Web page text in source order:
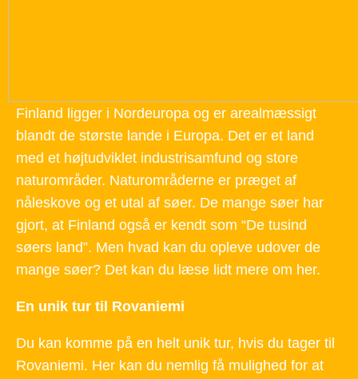
Finland ligger i Nordeuropa og er arealmæssigt
blandt de største lande i Europa. Det er et land
med et højtudviklet industrisamfund og store
naturområder. Naturområderne er præget af
nåleskove og et utal af søer. De mange søer har
gjort, at Finland også er kendt som “De tusind
søers land”. Men hvad kan du opleve udover de
mange søer? Det kan du læse lidt mere om her.
En unik tur til Rovaniemi
Du kan komme på en helt unik tur, hvis du tager til
Rovaniemi. Her kan du nemlig få mulighed for at